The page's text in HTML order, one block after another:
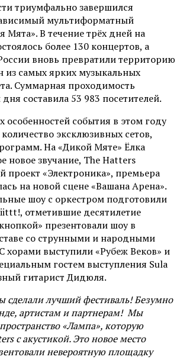
триумфально завершился
мультиформатный
Мята». В течение трёх дней на
более 130 концертов, а
вновь превратили территорию
из самых ярких музыкальных
Суммарная проходимость
составила 53 983 посетителей.
особенностей события в этом году
эксклюзивных сетов,
На «Дикой Мяте» Ёлка
новое звучание, The Hatters
проект «Электроника», премьера
на новой сцене «Вашана Арена».
шоу с оркестром подготовили
отметившие десятилетие
презентовали шоу в
со струнными и народными
хорами выступили «Рубеж Веков» и
гостем выступления Sula
гитарист Дидюля.
сделали лучший фестиваль! Безумно
артистам и партнерам! Мы
«Лампа», которую
с акустикой. Это новое место
невероятную площадку